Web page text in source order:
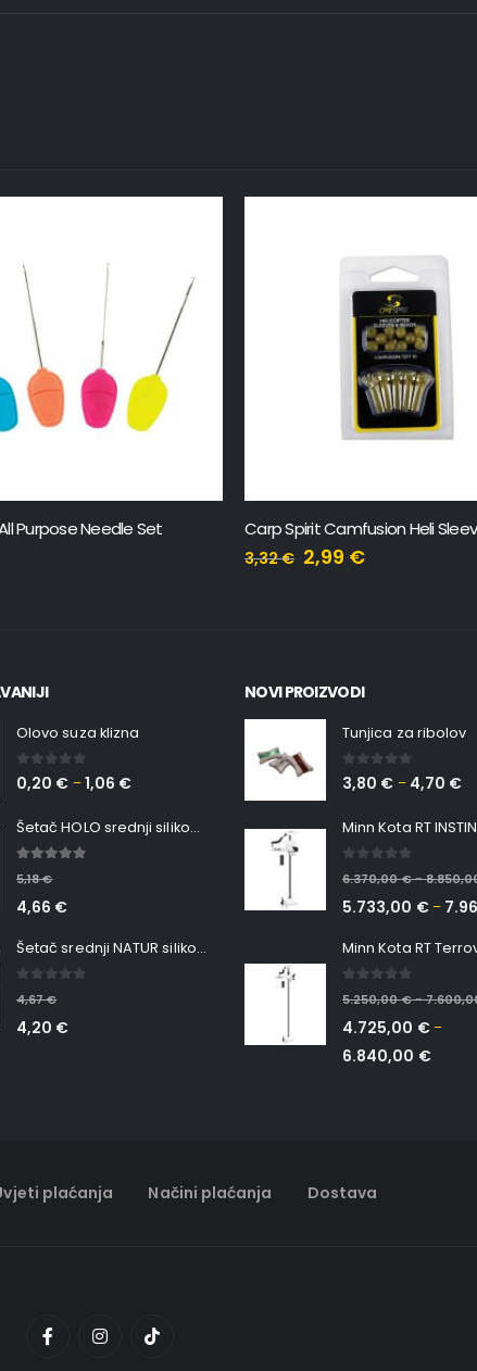
Purpose Needle Set
3,32€ 2,99 €
Olovo suza klizna
0 out of 5
0,20 € –1,06 €
Šetač HOLO srednji silikonska Ribica Belgrade Walker
5,18€
4,66 €
Šetač srednji NATUR silikonska ribica Belgrade Walker
4,67€
4,20 €
NOVI PROIZVODI
Tunjica za ribolov
0 out of 5
3,80 € – 4,70 €
6.370,00€–
5.733,00 €–
5.250,00€–
4.725,00 €–
6.840,00 €
plaćanja Načini plaćanja Dostava